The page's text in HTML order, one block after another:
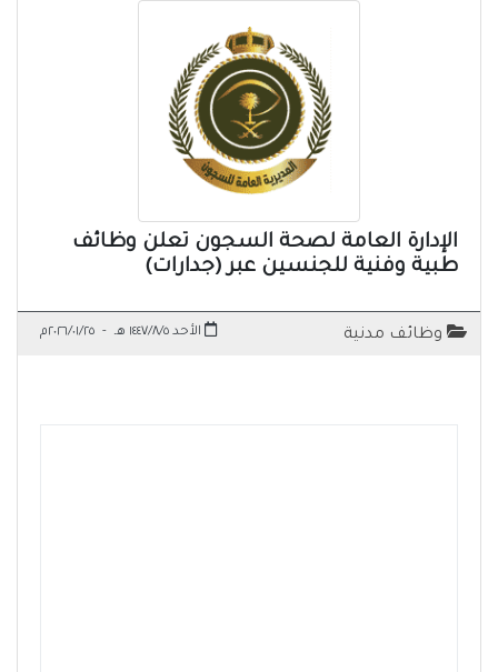
الإدارة العامة لصحة السجون تعلن وظائف
طبية وفنية للجنسين عبر (جدارات)
وظائف مدنية الأحد ١٤٤٧/٨/٥ هـ - ٢٠٢٦/٠١/٢٥م